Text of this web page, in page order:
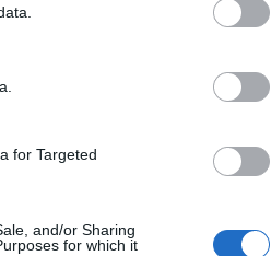
for Targeted
and/or Sharing
for which it
Színház,
látták, hogy Kalevalát
fordításunk és